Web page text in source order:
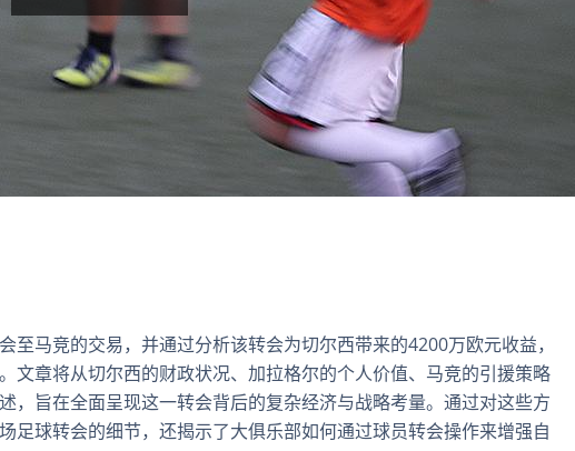
至马竞的交易，并通过分析该转会为切尔西带来的4200万欧元收益，
文章将从切尔西的财政状况、加拉格尔的个人价值、马竞的引援策略
，旨在全面呈现这一转会背后的复杂经济与战略考量。通过对这些方
足球转会的细节，还揭示了大俱乐部如何通过球员转会操作来增强自